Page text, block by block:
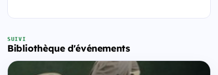
SUIVI
Bibliothèque d'événements